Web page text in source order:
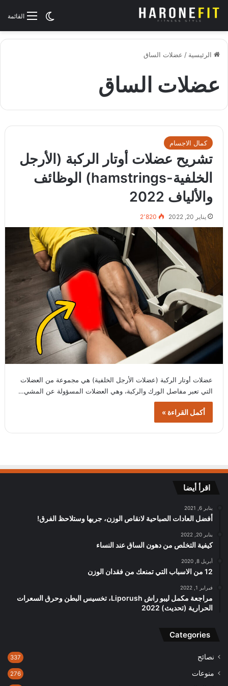
القائمةالوضع
الرئيسية / عضلات الساق
عضلات الساق
كمال الاجسام
تشريح عضلات أوتار الركبة (الأرجل
الخلفية-hamstrings) الوظائف
والألياف 2022
يناير 20, 2022 2٬820
عضلات أوتار الركبة (عضلات الأرجل الخلفية) هي مجموعة من العضلات
التي تعبر مفاصل الورك والركبة، وهي العضلات المسؤولة عن المشي…
أكمل القراءة »
اقرأ أيضا
يناير 6, 2021
أفضل العادات الصباحية لانقاص الوزن، جربها وستلاحظ الفرق!
يناير 20, 2022
كيفية التخلص من دهون الساق عند النساء
أبريل 8, 2020
12 من الاسباب التي تمنعك من فقدان الوزن
فبراير 1, 2022
مراجعة مكمل ليبو راش Liporush، تخسيس البطن وحرق السعرات
الحرارية (تحديث) 2022
Categories
نصائح 337
منوعات 276